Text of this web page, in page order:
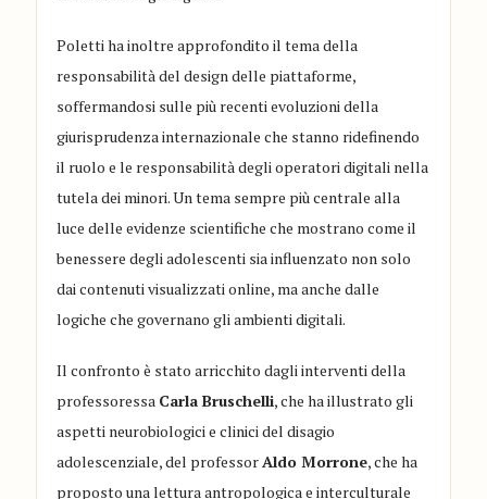
Poletti ha inoltre approfondito il tema della
responsabilità del design delle piattaforme,
soffermandosi sulle più recenti evoluzioni della
giurisprudenza internazionale che stanno ridefinendo
il ruolo e le responsabilità degli operatori digitali nella
tutela dei minori. Un tema sempre più centrale alla
luce delle evidenze scientifiche che mostrano come il
benessere degli adolescenti sia influenzato non solo
dai contenuti visualizzati online, ma anche dalle
logiche che governano gli ambienti digitali.
Il confronto è stato arricchito dagli interventi della
professoressa Carla Bruschelli, che ha illustrato gli
aspetti neurobiologici e clinici del disagio
adolescenziale, del professor Aldo Morrone, che ha
proposto una lettura antropologica e interculturale